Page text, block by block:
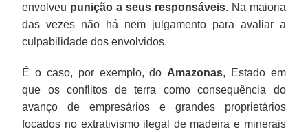
envolveu punição a seus responsáveis. Na maioria
das vezes não há nem julgamento para avaliar a
culpabilidade dos envolvidos.
É o caso, por exemplo, do Amazonas, Estado em
que os conflitos de terra como consequência do
avanço de empresários e grandes proprietários
focados no extrativismo ilegal de madeira e minerais